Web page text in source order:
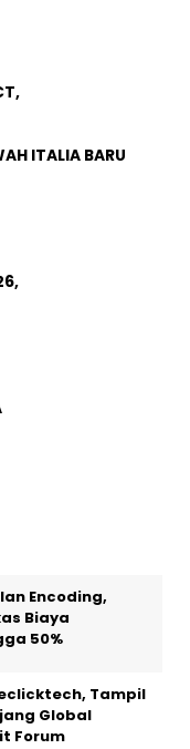
ITALIA BARU
Encoding,
Biaya
50%
Tampil
Global
Forum